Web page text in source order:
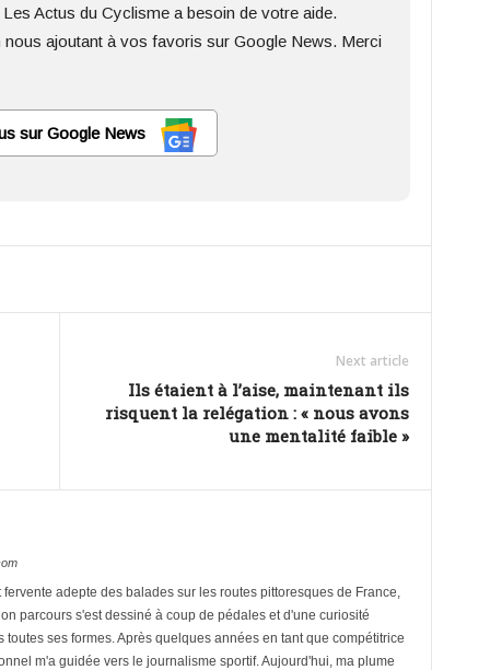
Actus du Cyclisme a besoin de votre aide.
ajoutant à vos favoris sur Google News. Merci
sur Google News
Next article
Ils étaient à l’aise, maintenant ils
risquent la relégation : « nous avons
une mentalité faible »
adepte des balades sur les routes pittoresques de France,
parcours s'est dessiné à coup de pédales et d'une curiosité
ses formes. Après quelques années en tant que compétitrice
m'a guidée vers le journalisme sportif. Aujourd'hui, ma plume